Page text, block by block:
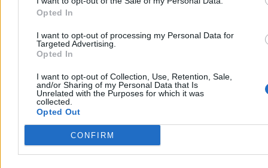
Opted In
I want to opt-out of processing my Personal Data for
Targeted Advertising.
Opted In
I want to opt-out of Collection, Use, Retention, Sale,
and/or Sharing of my Personal Data that Is
Unrelated with the Purposes for which it was
collected.
Opted Out
CONFIRM
Noga z gazu zawsze, ale dziś szczególnie. Rusza
duża policyjna akcja
Kierowcy powinni dziś szczególnie uważać na prędkościomierz. W
piątek 7 sierpnia policja przeprowadzi w całej Polsce akcję